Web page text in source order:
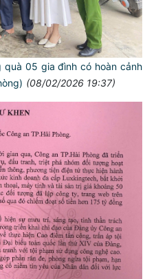
quà 05 gia đình có hoàn cảnh
(08/02/2026 19:37)